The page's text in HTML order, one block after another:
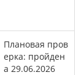
Плановая пров
ерка: пройден
а 29.06.2026